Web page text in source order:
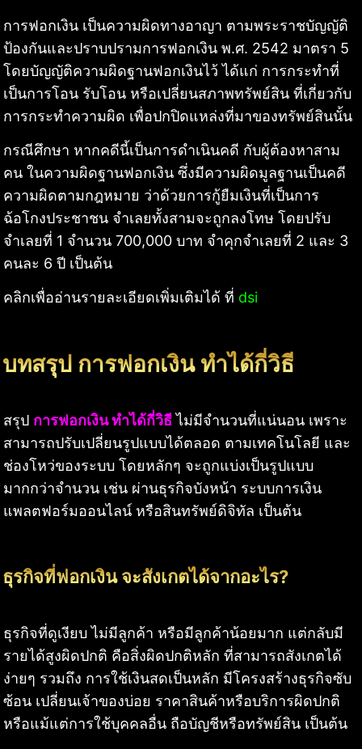
การฟอกเงิน เป็นความผิดทางอาญา ตามพระราชบัญญัติ
ป้องกันและปราบปรามการฟอกเงิน พ.ศ. 2542 มาตรา 5
โดยบัญญัติความผิดฐานฟอกเงินไว้ ได้แก่ การกระทำที่
เป็นการโอน รับโอน หรือเปลี่ยนสภาพทรัพย์สิน ที่เกี่ยวกับ
การกระทำความผิด เพื่อปกปิดแหล่งที่มาของทรัพย์สินนั้น
กรณีศึกษา หากคดีนี้เป็นการดำเนินคดี กับผู้ต้องหาสาม
คน ในความผิดฐานฟอกเงิน ซึ่งมีความผิดมูลฐานเป็นคดี
ความผิดตามกฎหมาย ว่าด้วยการกู้ยืมเงินที่เป็นการ
ฉ้อโกงประชาชน จำเลยทั้งสามจะถูกลงโทษ โดยปรับ
จำเลยที่ 1 จำนวน 700,000 บาท จำคุกจำเลยที่ 2 และ 3
คนละ 6 ปี เป็นต้น
คลิกเพื่ออ่านรายละเอียดเพิ่มเติมได้ ที่ dsi
บทสรุป การฟอกเงิน ทำได้กี่วิธี
สรุป การฟอกเงิน ทำได้กี่วิธีไม่มีจำนวนที่แน่นอน เพราะ
สามารถปรับเปลี่ยนรูปแบบได้ตลอด ตามเทคโนโลยี และ
ช่องโหว่ของระบบ โดยหลักๆ จะถูกแบ่งเป็นรูปแบบ
มากกว่าจำนวน เช่น ผ่านธุรกิจบังหน้า ระบบการเงิน
แพลตฟอร์มออนไลน์ หรือสินทรัพย์ดิจิทัล เป็นต้น
ธุรกิจที่ฟอกเงิน จะสังเกตได้จากอะไร?
ธุรกิจที่ดูเงียบ ไม่มีลูกค้า หรือมีลูกค้าน้อยมาก แต่กลับมี
รายได้สูงผิดปกติ คือสิ่งผิดปกติหลัก ที่สามารถสังเกตได้
ง่ายๆ รวมถึง การใช้เงินสดเป็นหลัก มีโครงสร้างธุรกิจซับ
ซ้อน เปลี่ยนเจ้าของบ่อย ราคาสินค้าหรือบริการผิดปกติ
หรือแม้แต่การใช้บุคคลอื่น ถือบัญชีหรือทรัพย์สิน เป็นต้น